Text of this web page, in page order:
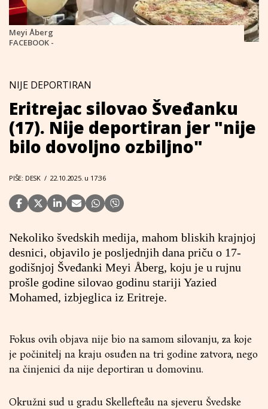
Meyi Åberg
FACEBOOK -
NIJE DEPORTIRAN
Eritrejac silovao Šveđanku
(17). Nije deportiran jer "nije
bilo dovoljno ozbiljno"
PIŠE: DESK / 22.10.2025. u 17:36
Nekoliko švedskih medija, mahom bliskih krajnjoj
desnici, objavilo je posljednjih dana priču o 17-
godišnjoj Šveđanki Meyi Åberg, koju je u rujnu
prošle godine silovao godinu stariji Yazied
Mohamed, izbjeglica iz Eritreje.
Fokus ovih objava nije bio na samom silovanju, za koje
je počinitelj na kraju osuđen na tri godine zatvora, nego
na činjenici da nije deportiran u domovinu.
Okružni sud u gradu Skellefteåu na sjeveru Švedske